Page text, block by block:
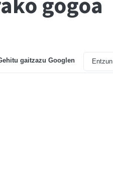
gaitzazu Googlen Entzun